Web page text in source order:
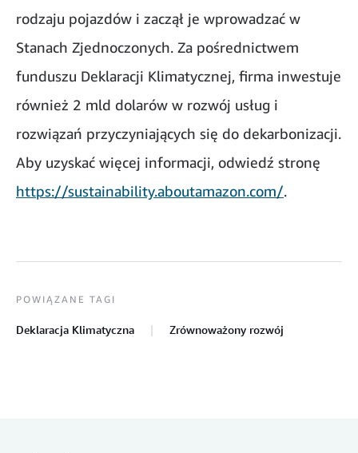
rodzaju pojazdów i zaczął je wprowadzać w
Stanach Zjednoczonych. Za pośrednictwem
funduszu Deklaracji Klimatycznej, firma inwestuje
również 2 mld dolarów w rozwój usług i
rozwiązań przyczyniających się do dekarbonizacji.
Aby uzyskać więcej informacji, odwiedź stronę
https://sustainability.aboutamazon.com/.
POWIĄZANE TAGI
Deklaracja Klimatyczna Zrównoważony rozwój